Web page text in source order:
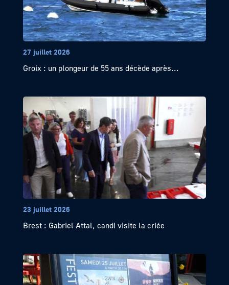
27 juillet 2026
Groix : un plongeur de 55 ans décède après...
23 juillet 2026
Brest : Gabriel Attal, candi visite la criée